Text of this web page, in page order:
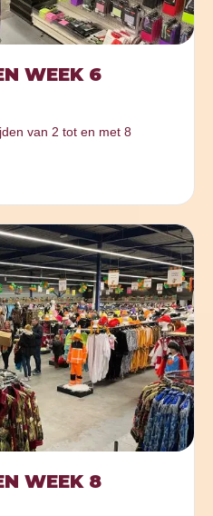
WEEK 6
van 2 tot en met 8
WEEK 8